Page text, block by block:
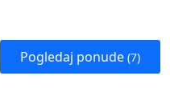
Pogledaj ponude (7)